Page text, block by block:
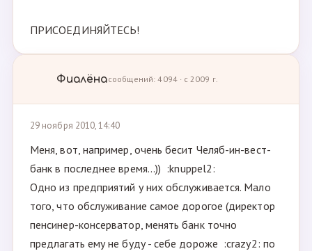
ПРИСОЕДИНЯЙТЕСЬ!
Фиалёнасообщений: 4094 · с 2009 г.
29 ноября 2010, 14:40
Меня, вот, например, очень бесит Челяб-ин-вест-
банк в последнее время...)) :knuppel2:
Одно из предприятий у них обслуживается. Мало
того, что обслуживание самое дорогое (директор
пенсинер-консерватор, менять банк точно
предлагать ему не буду - себе дороже :crazy2: по